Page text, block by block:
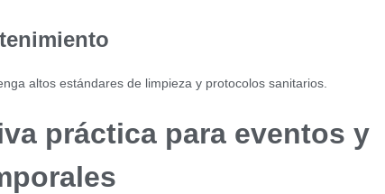
altos estándares de limpieza y protocolos sanitarios.
práctica para eventos y